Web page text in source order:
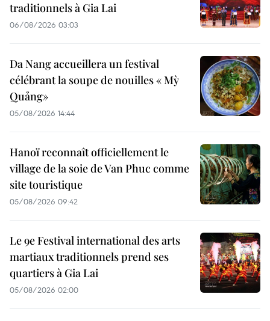
traditionnels à Gia Lai
06/08/2026 03:03
Da Nang accueillera un festival
célébrant la soupe de nouilles « Mỳ
Quảng»
05/08/2026 14:44
Hanoï reconnaît officiellement le
village de la soie de Van Phuc comme
site touristique
05/08/2026 09:42
Le 9e Festival international des arts
martiaux traditionnels prend ses
quartiers à Gia Lai
05/08/2026 02:00